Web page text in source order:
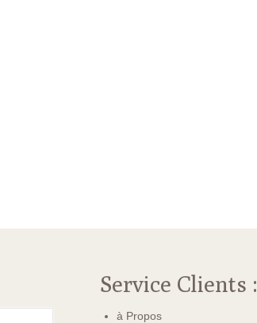
Service Clients :
à Propos